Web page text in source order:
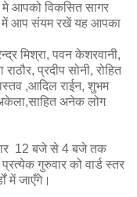
आपको विकसित सागर
में आप संयम रखें यह आपका
मिश्रा, पवन केशरवानी,
प्रदीप सोनी, रोहित
,आदिल राईन, शुभम
अनेक लोग
12 बजे से 4 बजे तक
गुरुवार को वार्ड स्तर
में जाएँगे।